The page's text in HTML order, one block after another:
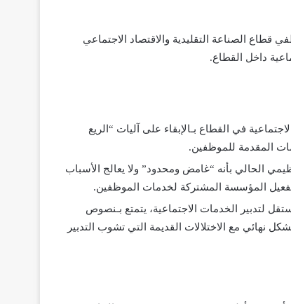
قطاع الصناعة التقليدية والاقتصاد الاجتماعي
داخل القطاع.
في القطاع بـالإبقاء على آليات “الريع
المقدمة للموظفين.
الحالي بأنه “غامض ومحدود” ولا يعالج الأسباب
المؤسسة المشتركة لخدمات الموظفين.
لتدبير الخدمات الاجتماعية، يتمتع بـنصوص
نهائي مع الاختلالات القديمة التي تشوب التدبير